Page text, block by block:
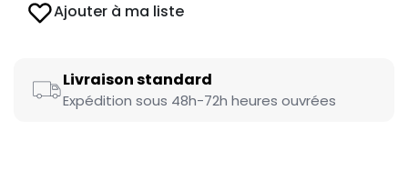
Ajouter à ma liste
Livraison standard
Expédition sous 48h-72h heures ouvrées